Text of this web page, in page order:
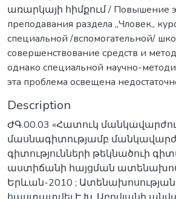
առարկայի հիմքում / Повышение
преподавания раздела ,,Чловек,,
специальной /вспомогательной/
совершенствование средств и
однако специальной научно-
эта проблема освещена
Description
ԺԳ.00.03 «Հատուկ
մասնագիտությամբ
գիտությունների թեկնածուի
աստիճանի հայցման
Երևան-2010 ;